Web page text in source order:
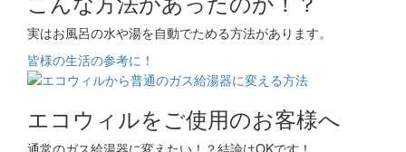
実はお風呂の水や湯を自動でためる方法があります。
皆様の生活の参考に！
エコウィルをご使用のお客様へ